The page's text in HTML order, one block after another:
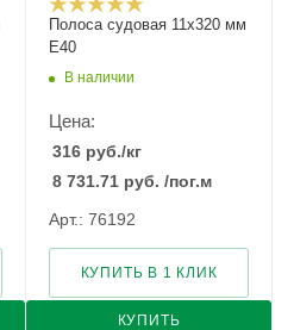
Полоса судовая 11х320 мм
E40
В наличии
Цена:
316 руб./кг
8 731.71 руб. /пог.м
Арт.: 76192
КУПИТЬ
КУПИТЬ В 1 КЛИК